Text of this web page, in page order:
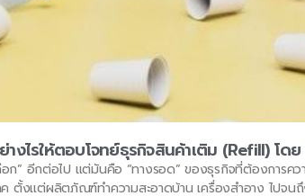
รให้ตอบโจทย์ธุรกิจสินค้าเติม (Refill) โดย
อก” อีกต่อไป แต่มันคือ “ทางรอด” ของธุรกิจที่ต้องกา
ค ตั้งแต่ผลิตภัณฑ์ทำความสะอาดบ้าน เครื่องสำอาง ไปจ